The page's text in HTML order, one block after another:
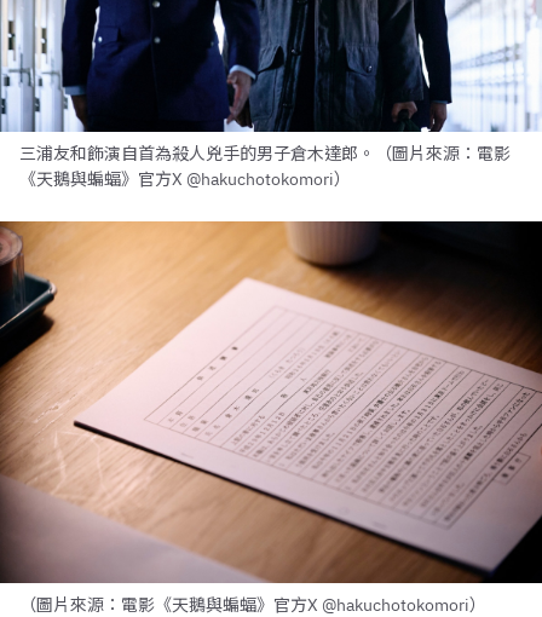
三浦友和飾演自首為殺人兇手的男子倉木達郎。（圖片來源：電影
《天鵝與蝙蝠》官方X @hakuchotokomori）
（圖片來源：電影《天鵝與蝙蝠》官方X @hakuchotokomori）